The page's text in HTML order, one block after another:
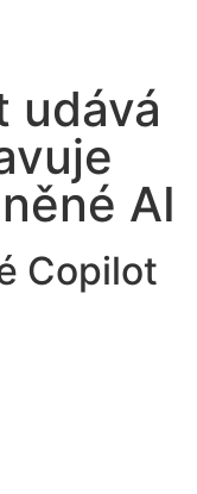
udává
AI
Copilot